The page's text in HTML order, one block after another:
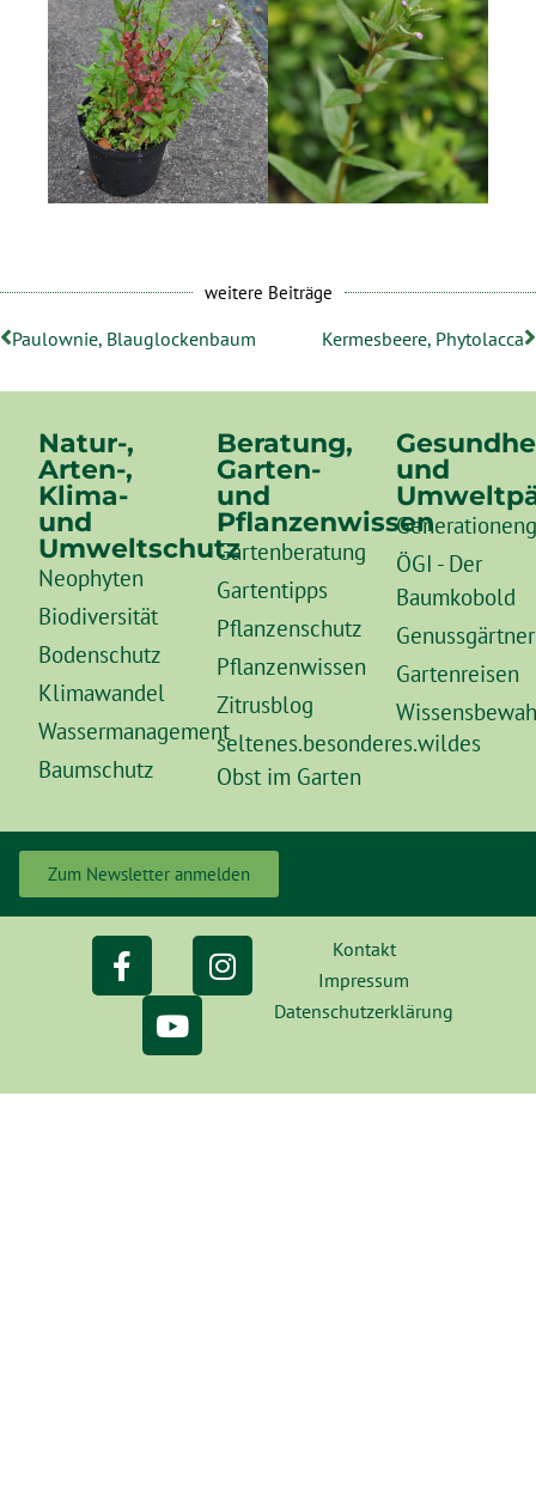
weitere Beiträge
Paulownie, Blauglockenbaum Kermesbeere, Phytolacca
Natur-,
Arten-,
Klima-
und
Umweltschutz
Neophyten
Biodiversität
Bodenschutz
Klimawandel
Wassermanagement
Baumschutz
Beratung,
Garten-
und
Pflanzenwissen
Gartenberatung
Gartentipps
Pflanzenschutz
Pflanzenwissen
Zitrusblog
seltenes.besonderes.wildes
Obst im Garten
und
ÖGI - Der
Baumkobold
Gartenreisen
Zum Newsletter anmelden
Kontakt
Impressum
Datenschutzerklärung